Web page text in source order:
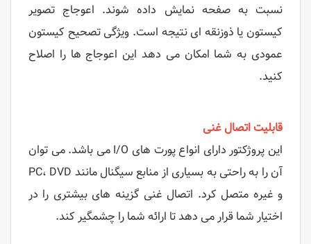
نسبت به صفحه نمایش داده شوند. اعوجاج تصویر
کیستون یا ذوزنقه ای نتیجه است. ویژگی تصحیح کیستون
عمودی به شما امکان می دهد این اعوجاج ها را اصلاح
کنید.
قابلیت اتصال غنی
این پروژکتور دارای انواع پورت های I/O می باشد. می توان
آن را به راحتی به بسیاری از منابع سیگنال مانند PC، DVD
و غیره متصل کرد. اتصال غنی گزینه های بیشتری را در
اختیار شما قرار می دهد تا ارائه شما را چشمگیر کند.